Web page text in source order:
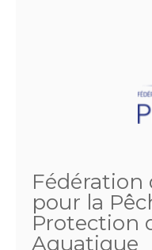
Fédération
pour la
Protection
Aquatique